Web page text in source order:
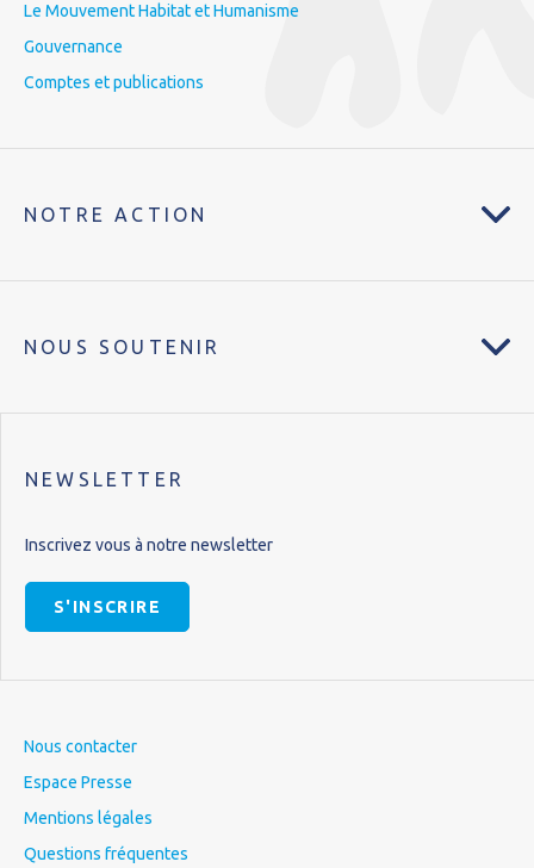
Le Mouvement Habitat et Humanisme
Gouvernance
Comptes et publications
NOTRE ACTION
NOUS SOUTENIR
NEWSLETTER
Inscrivez vous à notre newsletter
S'INSCRIRE
Nous contacter
Espace Presse
Mentions légales
Questions fréquentes